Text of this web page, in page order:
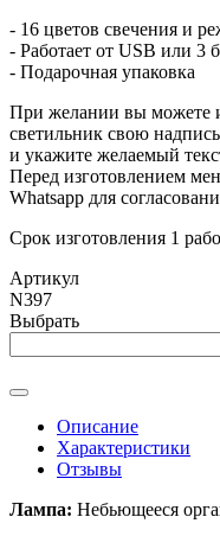
- 16 цветов свечения и
- Работает от USB или 3
- Подарочная упаковка
При желании вы можете
светильник свою
и укажите желаемый
Перед изготовлением
Whatsapp для
Срок изготовления 1
Артикул
N397
Выбрать
Описание
Характеристики
Отзывы
Лампа: Небьющееся